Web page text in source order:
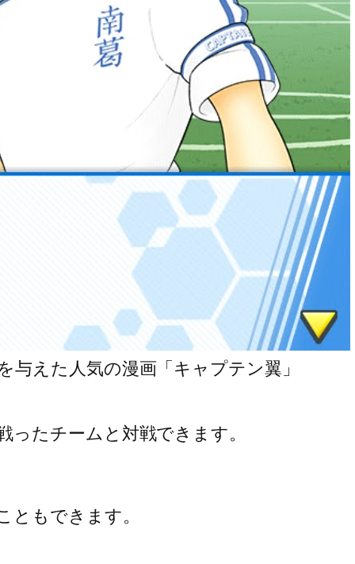
えた人気の漫画「キャプテン翼」
たチームと対戦できます。
もできます。